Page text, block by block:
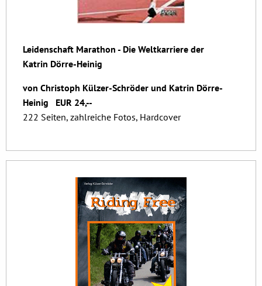
Leidenschaft Marathon - Die Weltkarriere der
Katrin Dörre-Heinig
von Christoph Külzer-Schröder und Katrin Dörre-
Heinig EUR 24,--
222 Seiten, zahlreiche Fotos, Hardcover